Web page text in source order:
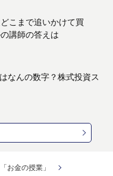
こまで追いかけて買
講師の答えは
なんの数字？株式投資ス
お金の授業」